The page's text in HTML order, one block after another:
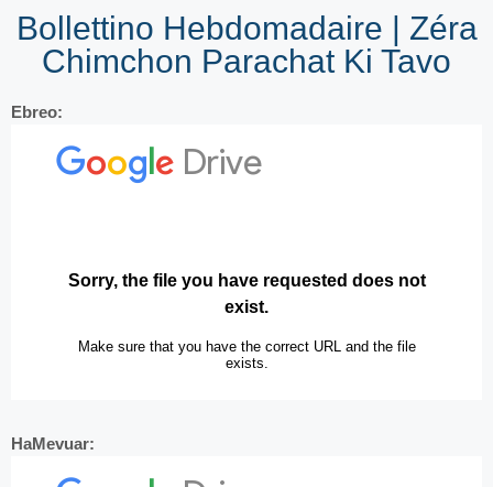
Bollettino Hebdomadaire | Zéra
Chimchon Parachat Ki Tavo
Ebreo:
HaMevuar: